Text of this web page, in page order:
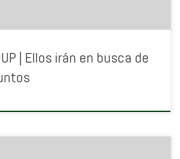
| Ellos irán en busca de